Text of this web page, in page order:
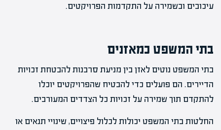
עיכובים ובשמירה על התקדמות הפרויקטים.
בתי המשפט כמאזנים
בתי המשפט נוטים לאזן בין מניעת סרבנות להבטחת זכויות
הדיירים. הם פועלים כדי להבטיח שהפרויקטים יוכלו
להתקדם תוך שמירה על זכויות כל הצדדים המעורבים.
החלטות בתי המשפט יכולות לכלול פיצויים, שינויי תנאים או